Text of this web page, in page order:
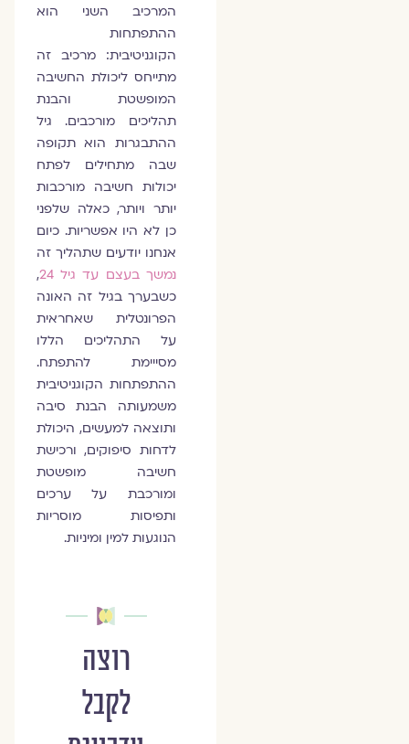
המרכיב השני הוא
ההתפתחות
הקוגניטיבית: מרכיב זה
מתייחס ליכולת החשיבה
המופשטת והבנת
תהליכים מורכבים. גיל
ההתבגרות הוא תקופה
שבה מתחילים לפתח
יכולות חשיבה מורכבות
יותר ויותר, כאלה שלפני
כן לא היו אפשריות. כיום
אנחנו יודעים שתהליך זה
נמשך בעצם עד גיל 24
,
כשבערך בגיל זה האונה
הפרונטלית שאחראית
על התהליכים הללו
מסייימת להתפתח.
ההתפתחות הקוגניטיבית
משמעותה הבנת סיבה
ותוצאה למעשים, היכולת
לדחות סיפוקים, ורכישת
חשיבה מופשטת
ומורכבת על ערכים
ותפיסות מוסריות
הנוגעות למין ומיניות.
רוצה
לקבל